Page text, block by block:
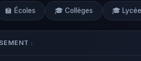
🏫 Écoles 🎓 Collèges 🎓